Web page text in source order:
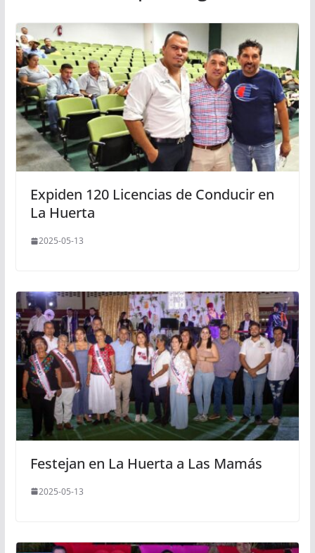
Expiden 120 Licencias de Conducir en
La Huerta
2025-05-13
Festejan en La Huerta a Las Mamás
2025-05-13